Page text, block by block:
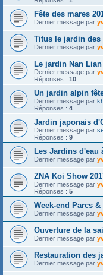
Fête des mares
Dernier message par
Titus le jardin des
Dernier message par
Le jardin Nan
Dernier message par
Réponses : 10
Un jardin alpin
Dernier message par
Réponses : 4
Jardin japonais
Dernier message par
Réponses : 9
Les Jardins d'eau
Dernier message par
ZNA Koi Show
Dernier message par
Réponses : 5
Week-end Parcs
Dernier message par
Ouverture de la
Dernier message par
Restauration des
Dernier message par